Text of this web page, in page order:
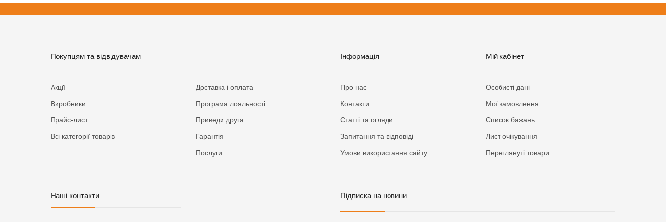
Покупцям та відвідувачам
Акції
Виробники
Прайс-лист
Всі категорії товарів
Доставка і оплата
Програма лояльності
Приведи друга
Гарантія
Послуги
Інформація
Про нас
Контакти
Статті та огляди
Запитання та відповіді
Умови використання сайту
Мій кабінет
Особисті дані
Мої замовлення
Список бажань
Лист очікування
Переглянуті товари
Наші контакти Підписка на новини